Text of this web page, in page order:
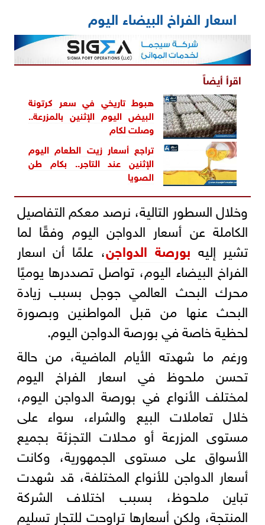
اسعار الفراخ البيضاء اليوم
اقرأ أيضاً
هبوط تاريخي في سعر كرتونة
البيض اليوم الإثنين بالمزرعة..
وصلت لكام
تراجع أسعار زيت الطعام اليوم
الإثنين عند التاجر.. بكام طن
الصويا
وخلال السطور التالية، نرصد معكم التفاصيل
الكاملة عن أسعار الدواجن اليوم وفقًا لما
تشير إليه بورصة الدواجن، علمًا أن اسعار
الفراخ البيضاء اليوم، تواصل تصددرها يوميًا
محرك البحث العالمي جوجل بسبب زيادة
البحث عنها من قبل المواطنين وبصورة
لحظية خاصة في بورصة الدواجن اليوم.
ورغم ما شهدته الأيام الماضية، من حالة
تحسن ملحوظ في اسعار الفراخ اليوم
لمختلف الأنواع في بورصة الدواجن اليوم،
خلال تعاملات البيع والشراء، سواء على
مستوى المزرعة أو محلات التجزئة بجميع
الأسواق على مستوى الجمهورية، وكانت
أسعار الدواجن للأنواع المختلفة، قد شهدت
تباين ملحوظ، بسبب اختلاف الشركة
المنتجة، ولكن أسعارها تراوحت للتجار تسليم